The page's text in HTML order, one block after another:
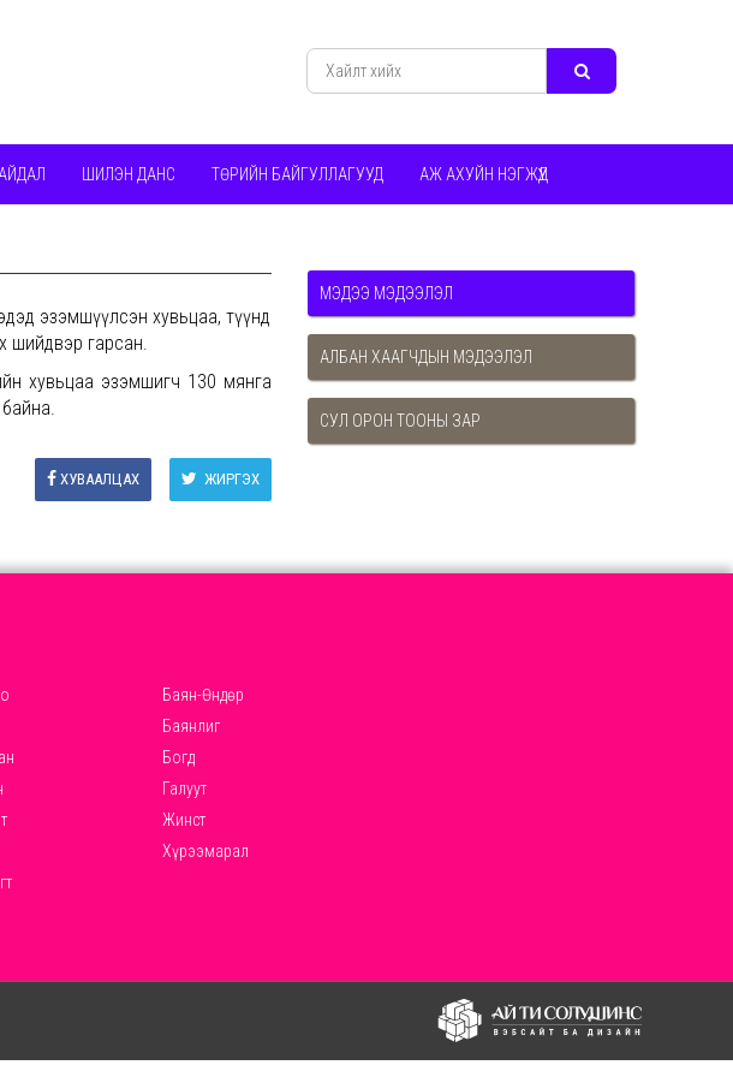
ШИЛЭН ДАНС ТӨРИЙН БАЙГУЛЛАГУУД АЖ АХУЙН НЭГЖҮҮД
эзэмшүүлсэн хувьцаа, түүнд
шийдвэр гарсан.
хувьцаа эзэмшигч 130 мянга
байна.
ЖИРГЭХ
ХУВААЛЦАХ
МЭДЭЭ МЭДЭЭЛЭЛ
АЛБАН ХААГЧДЫН МЭДЭЭЛЭЛ
СУЛ ОРОН ТООНЫ ЗАР
Баян-Өндөр
Баянлиг
Богд
Галуут
Жинст
Хүрээмарал